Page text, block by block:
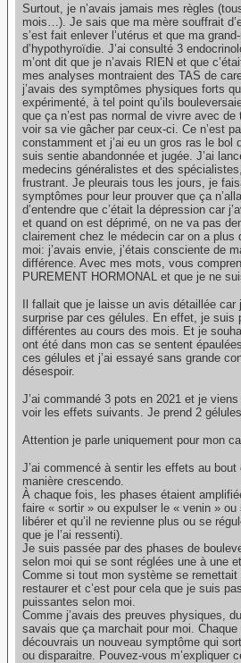
Surtout, je n’avais jamais mes règles
mois…). Je sais que ma mère souffrait
s’est fait enlever l’utérus et que ma
d’hypothyroïdie. J’ai consulté 3
m’ont dit que je n’avais RIEN et que
mes analyses montraient des TAS de
j’avais des symptômes physiques forts
expérimenté, à tel point qu’ils
que ça n’est pas normal de vivre avec
voir sa vie gâcher par ceux-ci. Ce n’est
constamment et j’ai eu un gros ras le bol
suis sentie abandonnée et jugée. J’ai
medecins généralistes et des
frustrant. Je pleurais tous les jours, je
symptômes pour leur prouver que ça
d’entendre que c’était la dépression car
et quand on est déprimé, on ne va pas
clairement chez le médecin car on a plus
moi: j’avais envie, j’étais consciente de
différence. Avec mes mots, vous
PUREMENT HORMONAL et que je ne
Il fallait que je laisse un avis détaillée
surprise par ces gélules. En effet, je suis
différentes au cours des mois. Et je
ont été dans mon cas se sentent
ces gélules et j’ai essayé sans grande
désespoir.
J’ai commandé 3 pots en 2021 et je viens
voir les effets suivants. Je prend 2
Attention je parle uniquement pour mon
J’ai commencé à sentir les effets au
manière crescendo.
À chaque fois, les phases étaient
faire « sortir » ou expulser le « venin » ou
libérer et qu’il ne revienne plus ou se
que je l’ai ressenti).
Je suis passée par des phases de
selon moi qui se sont réglées une à une
Comme si tout mon système se remettait
restaurer et c’est pour cela que je suis
puissantes selon moi.
Comme j’avais des preuves physiques,
savais que ça marchait pour moi.
découvrais un nouveau symptôme qui
ou disparaitre. Pouvez-vous m’expliquer